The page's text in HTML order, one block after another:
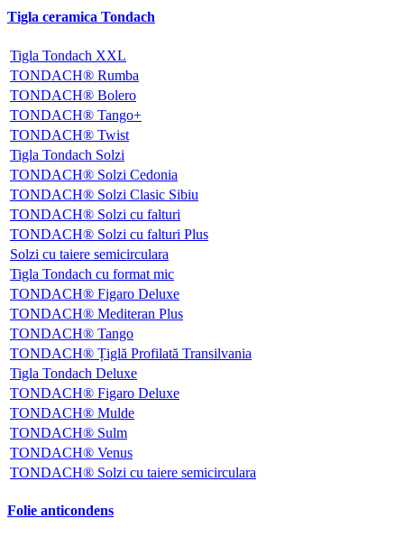
Tigla ceramica Tondach
Tigla Tondach XXL
TONDACH® Rumba
TONDACH® Bolero
TONDACH® Tango+
TONDACH® Twist
Tigla Tondach Solzi
TONDACH® Solzi Cedonia
TONDACH® Solzi Clasic Sibiu
TONDACH® Solzi cu falturi
TONDACH® Solzi cu falturi Plus
Solzi cu taiere semicirculara
Tigla Tondach cu format mic
TONDACH® Figaro Deluxe
TONDACH® Mediteran Plus
TONDACH® Tango
TONDACH® Țiglă Profilată Transilvania
Tigla Tondach Deluxe
TONDACH® Figaro Deluxe
TONDACH® Mulde
TONDACH® Sulm
TONDACH® Venus
TONDACH® Solzi cu taiere semicirculara
Folie anticondens